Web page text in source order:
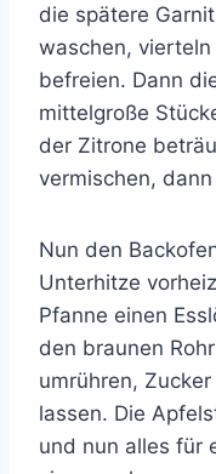
die spätere
waschen, vierteln
befreien. Dann
mittelgroße
der Zitrone
vermischen,
Nun den
Unterhitze
Pfanne einen
den braunen
umrühren,
lassen. Die
und nun alles für